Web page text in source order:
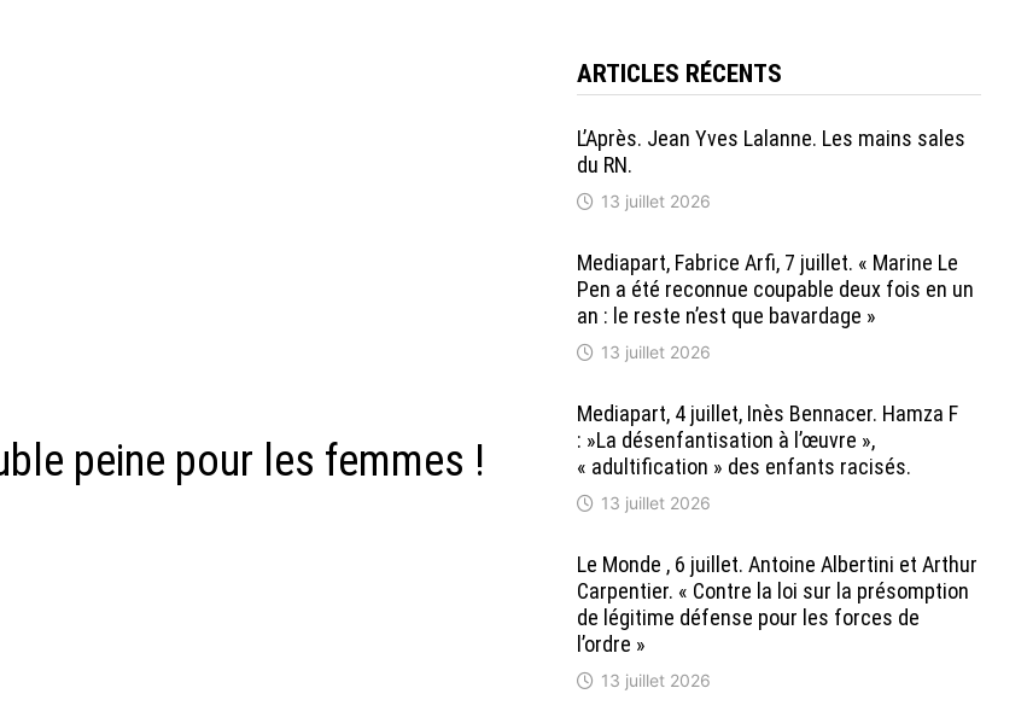
peine pour les femmes !
ARTICLES RÉCENTS
L’Après. Jean Yves Lalanne. Les mains sales
du RN.
13 juillet 2026
Mediapart, Fabrice Arfi, 7 juillet. « Marine Le
Pen a été reconnue coupable deux fois en un
an : le reste n’est que bavardage »
13 juillet 2026
Mediapart, 4 juillet, Inès Bennacer. Hamza F
: »La désenfantisation à l’œuvre »,
« adultification » des enfants racisés.
13 juillet 2026
Le Monde , 6 juillet. Antoine Albertini et Arthur
Carpentier. « Contre la loi sur la présomption
de légitime défense pour les forces de
l’ordre »
13 juillet 2026